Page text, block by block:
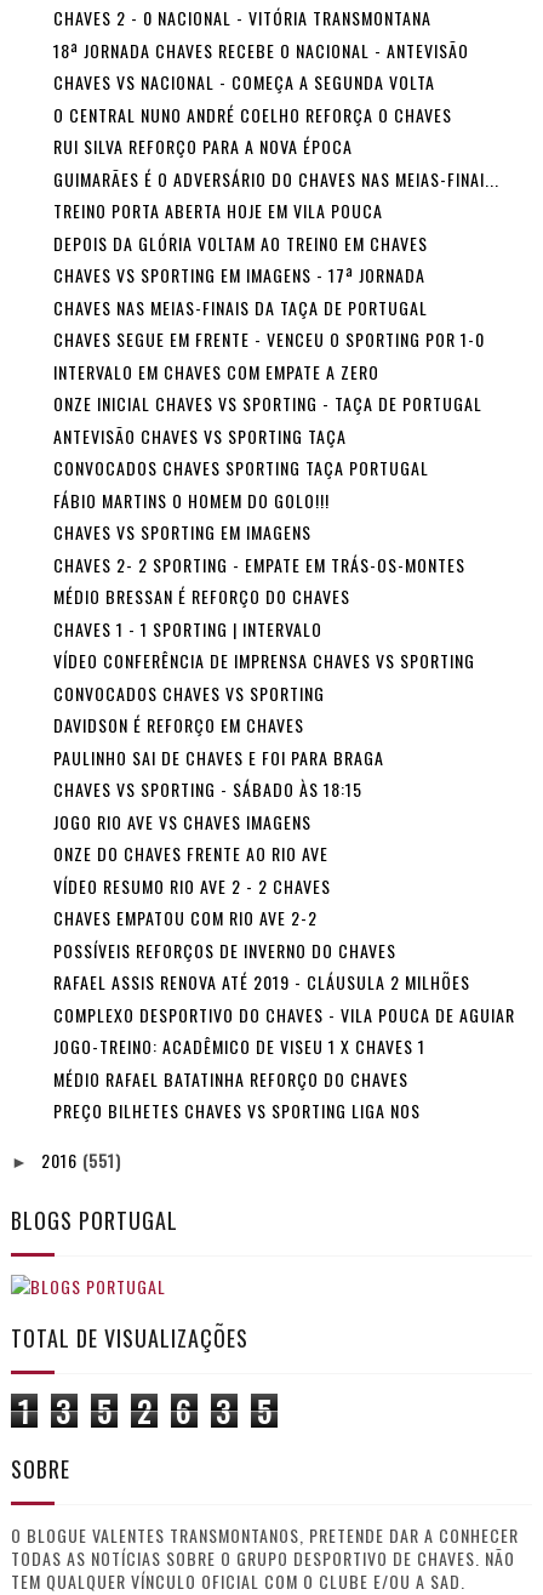
CHAVES 2 - 0 NACIONAL - VITÓRIA TRANSMONTANA
18ª JORNADA CHAVES RECEBE O NACIONAL - ANTEVISÃO
CHAVES VS NACIONAL - COMEÇA A SEGUNDA VOLTA
O CENTRAL NUNO ANDRÉ COELHO REFORÇA O CHAVES
RUI SILVA REFORÇO PARA A NOVA ÉPOCA
GUIMARÃES É O ADVERSÁRIO DO CHAVES NAS MEIAS-FINAI...
TREINO PORTA ABERTA HOJE EM VILA POUCA
DEPOIS DA GLÓRIA VOLTAM AO TREINO EM CHAVES
CHAVES VS SPORTING EM IMAGENS - 17ª JORNADA
CHAVES NAS MEIAS-FINAIS DA TAÇA DE PORTUGAL
CHAVES SEGUE EM FRENTE - VENCEU O SPORTING POR 1-0
INTERVALO EM CHAVES COM EMPATE A ZERO
ONZE INICIAL CHAVES VS SPORTING - TAÇA DE PORTUGAL
ANTEVISÃO CHAVES VS SPORTING TAÇA
CONVOCADOS CHAVES SPORTING TAÇA PORTUGAL
FÁBIO MARTINS O HOMEM DO GOLO!!!
CHAVES VS SPORTING EM IMAGENS
CHAVES 2- 2 SPORTING - EMPATE EM TRÁS-OS-MONTES
MÉDIO BRESSAN É REFORÇO DO CHAVES
CHAVES 1 - 1 SPORTING | INTERVALO
VÍDEO CONFERÊNCIA DE IMPRENSA CHAVES VS SPORTING
CONVOCADOS CHAVES VS SPORTING
DAVIDSON É REFORÇO EM CHAVES
PAULINHO SAI DE CHAVES E FOI PARA BRAGA
CHAVES VS SPORTING - SÁBADO ÀS 18:15
JOGO RIO AVE VS CHAVES IMAGENS
ONZE DO CHAVES FRENTE AO RIO AVE
VÍDEO RESUMO RIO AVE 2 - 2 CHAVES
CHAVES EMPATOU COM RIO AVE 2-2
POSSÍVEIS REFORÇOS DE INVERNO DO CHAVES
RAFAEL ASSIS RENOVA ATÉ 2019 - CLÁUSULA 2 MILHÕES
COMPLEXO DESPORTIVO DO CHAVES - VILA POUCA DE AGUIAR
JOGO-TREINO: ACADÊMICO DE VISEU 1 X CHAVES 1
MÉDIO RAFAEL BATATINHA REFORÇO DO CHAVES
PREÇO BILHETES CHAVES VS SPORTING LIGA NOS
► 2016 (551)
BLOGS PORTUGAL
TOTAL DE VISUALIZAÇÕES
1 3 5 2 6 3 5
SOBRE
O BLOGUE VALENTES TRANSMONTANOS, PRETENDE DAR A CONHECER
TODAS AS NOTÍCIAS SOBRE O GRUPO DESPORTIVO DE CHAVES. NÃO
TEM QUALQUER VÍNCULO OFICIAL COM O CLUBE E/OU A SAD.